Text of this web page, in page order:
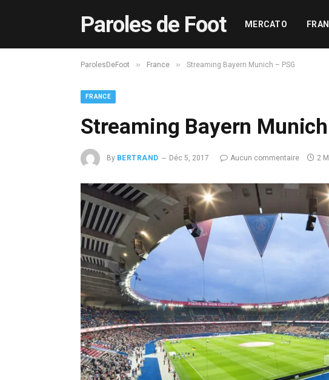
Paroles de Foot MERCATO
ParolesDeFoot » France » Streaming Bayern Munich – PSG
FRANCE
Streaming Bayern
By BERTRAND Déc 5, 2017 Aucun commentaire 2